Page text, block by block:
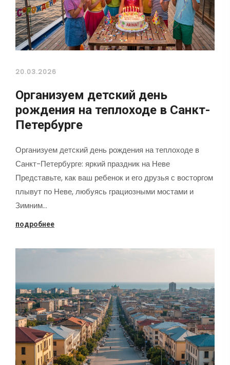
20.03.2026
Организуем детский день
рождения на теплоходе в Санкт-
Петербурге
Организуем детский день рождения на теплоходе в
Санкт-Петербурге: яркий праздник на Неве
Представьте, как ваш ребенок и его друзья с восторгом
плывут по Неве, любуясь грациозными мостами и
Зимним…
подробнее